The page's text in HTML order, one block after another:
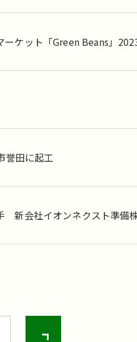
ケット「Green Beans」
誉田に起工
新会社イオンネクスト準備
>